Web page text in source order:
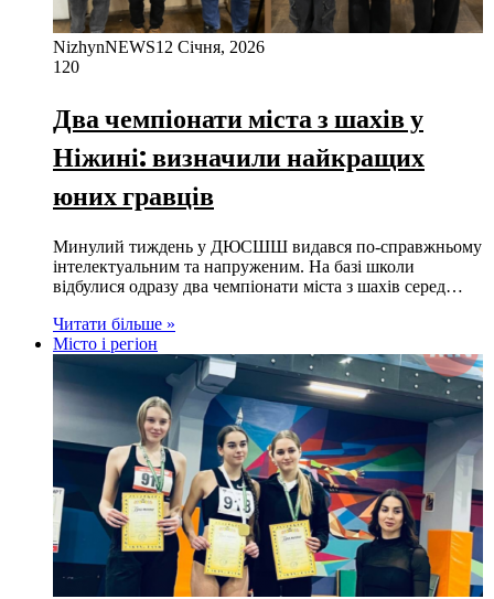
NizhynNEWS12 Січня, 2026
120
Два чемпіонати міста з шахів у
Ніжині: визначили найкращих
юних гравців
Минулий тиждень у ДЮСШШ видався по-справжньому
інтелектуальним та напруженим. На базі школи
відбулися одразу два чемпіонати міста з шахів серед…
Читати більше »
Місто і регіон